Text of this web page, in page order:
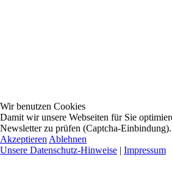
Wir benutzen Cookies
Damit wir unsere Webseiten für Sie
Newsletter zu prüfen (Captcha-
Akzeptieren Ablehnen
Unsere Datenschutz-Hinweise | Impressum